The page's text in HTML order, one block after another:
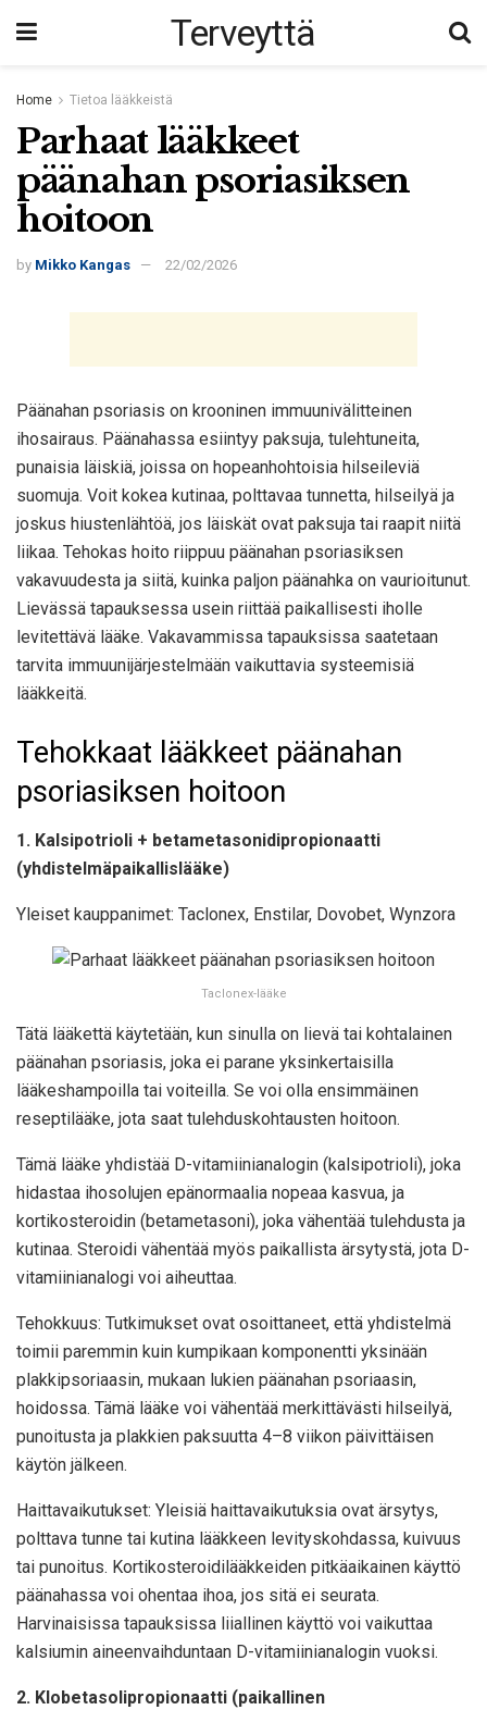
Terveyttä
Home Tietoa lääkkeistä
Parhaat lääkkeet
päänahan psoriasiksen
hoitoon
by Mikko Kangas 22/02/2026
Päänahan psoriasis on krooninen immuunivälitteinen
ihosairaus. Päänahassa esiintyy paksuja, tulehtuneita,
punaisia läiskiä, joissa on hopeanhohtoisia hilseileviä
suomuja. Voit kokea kutinaa, polttavaa tunnetta, hilseilyä ja
joskus hiustenlähtöä, jos läiskät ovat paksuja tai raapit niitä
liikaa. Tehokas hoito riippuu päänahan psoriasiksen
vakavuudesta ja siitä, kuinka paljon päänahka on vaurioitunut.
Lievässä tapauksessa usein riittää paikallisesti iholle
levitettävä lääke. Vakavammissa tapauksissa saatetaan
tarvita immuunijärjestelmään vaikuttavia systeemisiä
lääkkeitä.
Tehokkaat lääkkeet päänahan
psoriasiksen hoitoon
1. Kalsipotrioli + betametasonidipropionaatti
(yhdistelmäpaikallislääke)
Yleiset kauppanimet: Taclonex, Enstilar, Dovobet, Wynzora
Taclonex-lääke
Tätä lääkettä käytetään, kun sinulla on lievä tai kohtalainen
päänahan psoriasis, joka ei parane yksinkertaisilla
lääkeshampoilla tai voiteilla. Se voi olla ensimmäinen
reseptilääke, jota saat tulehduskohtausten hoitoon.
Tämä lääke yhdistää D-vitamiinianalogin (kalsipotrioli), joka
hidastaa ihosolujen epänormaalia nopeaa kasvua, ja
kortikosteroidin (betametasoni), joka vähentää tulehdusta ja
kutinaa. Steroidi vähentää myös paikallista ärsytystä, jota D-
vitamiinianalogi voi aiheuttaa.
Tehokkuus: Tutkimukset ovat osoittaneet, että yhdistelmä
toimii paremmin kuin kumpikaan komponentti yksinään
plakkipsoriaasin, mukaan lukien päänahan psoriaasin,
hoidossa. Tämä lääke voi vähentää merkittävästi hilseilyä,
punoitusta ja plakkien paksuutta 4–8 viikon päivittäisen
käytön jälkeen.
Haittavaikutukset: Yleisiä haittavaikutuksia ovat ärsytys,
polttava tunne tai kutina lääkkeen levityskohdassa, kuivuus
tai punoitus. Kortikosteroidilääkkeiden pitkäaikainen käyttö
päänahassa voi ohentaa ihoa, jos sitä ei seurata.
Harvinaisissa tapauksissa liiallinen käyttö voi vaikuttaa
kalsiumin aineenvaihduntaan D-vitamiinianalogin vuoksi.
2. Klobetasolipropionaatti (paikallinen